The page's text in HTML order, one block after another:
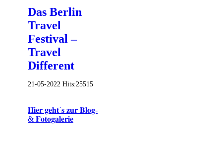
Das Berlin
Travel
Festival –
Travel
Different
21-05-2022 Hits:25515
𝐇𝐢𝐞𝐫 𝐠𝐞𝐡𝐭´𝐬 𝐳𝐮𝐫 𝐁𝐥𝐨𝐠-
& 𝐅𝐨𝐭𝐨𝐠𝐚𝐥𝐞𝐫𝐢𝐞